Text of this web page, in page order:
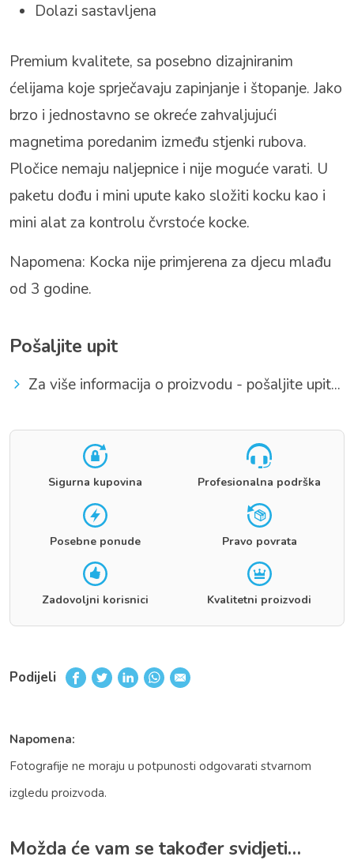
Dolazi sastavljena
Premium kvalitete, sa posebno dizajniranim
ćelijama koje sprječavaju zapinjanje i štopanje. Jako
brzo i jednostavno se okreće zahvaljujući
magnetima poredanim između stjenki rubova.
Pločice nemaju naljepnice i nije moguće varati. U
paketu dođu i mini upute kako složiti kocku kao i
mini alat za kontrolu čvrstoće kocke.
Napomena: Kocka nije primjerena za djecu mlađu
od 3 godine.
Pošaljite upit
Za više informacija o proizvodu - pošaljite upit...
Sigurna kupovina Profesionalna podrška
Posebne ponude Pravo povrata
Zadovoljni korisnici Kvalitetni proizvodi
Podijeli
Napomena:
Fotografije ne moraju u potpunosti odgovarati stvarnom
izgledu proizvoda.
Možda će vam se također svidjeti…